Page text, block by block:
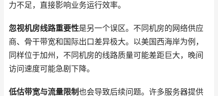
力不足，直接影响业务运行效率。
忽视机房线路重要性是另一个误区。不同机房的网络供应
商、骨干带宽和国际出口差异极大。以美国西海岸为例，
同样位于加州，不同机房的线路质量可能差距巨大，晚间
访问速度可能急剧下降。
低估带宽与流量限制也会导致后续问题。许多服务器提供